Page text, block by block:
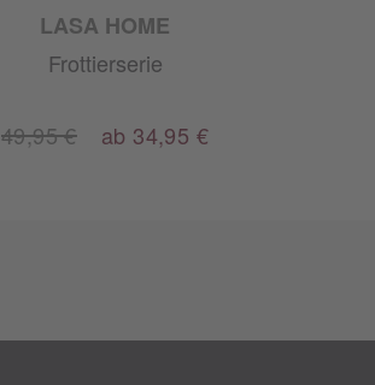
LASA HOME
Frottierserie
49,95 € ab 34,95 €